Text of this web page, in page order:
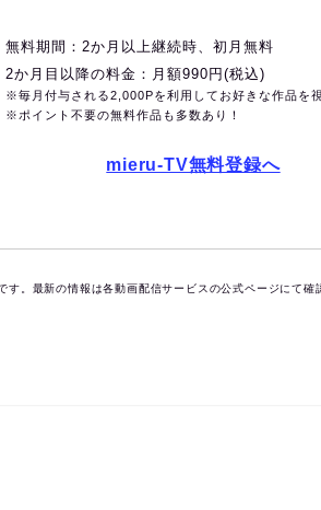
無料期間：2か月以上継続時、初月無料
2か月目以降の料金：月額990円(税込)
※毎月付与される2,000Pを利用してお好きな作品を
※ポイント不要の無料作品も多数あり！
mieru-TV無料登録へ
。最新の情報は各動画配信サービスの公式ページにて確